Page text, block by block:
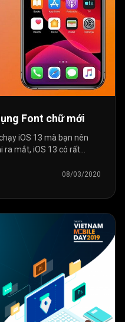
Font chữ mới
iOS 13 mà bạn nên
08/03/2020